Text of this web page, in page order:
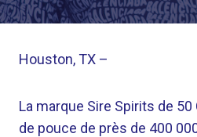
Houston, TX –
La marque Sire Spirits de
de pouce de près de 400